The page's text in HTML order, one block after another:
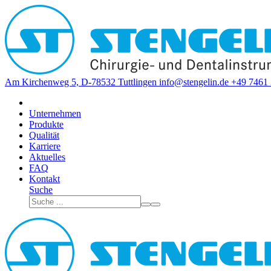
Am Kirchenweg 5, D-78532 Tuttlingen info@stengelin.de +49 7461
Unternehmen
Produkte
Qualität
Karriere
Aktuelles
FAQ
Kontakt
Suche